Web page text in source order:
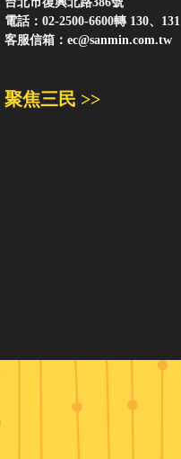
電話：02-2500-6600轉 130、131
客服信箱： ec@sanmin.com.tw
聚焦三民 >>